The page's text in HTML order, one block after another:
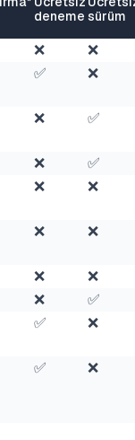
deneme sürüm
❌
❌
✅ ❌
❌ ✅
❌
✅
❌ ❌
❌ ❌
❌
❌
❌
✅
✅ ❌
✅ ❌